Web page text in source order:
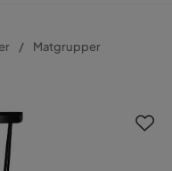
Matgrupper